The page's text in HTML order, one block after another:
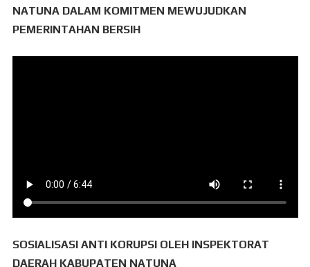
NATUNA DALAM KOMITMEN MEWUJUDKAN
PEMERINTAHAN BERSIH
SOSIALISASI ANTI KORUPSI OLEH INSPEKTORAT
DAERAH KABUPATEN NATUNA